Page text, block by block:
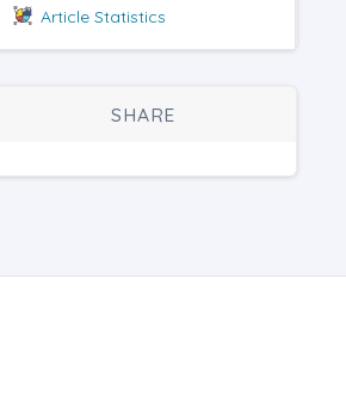
Article Statistics
SHARE